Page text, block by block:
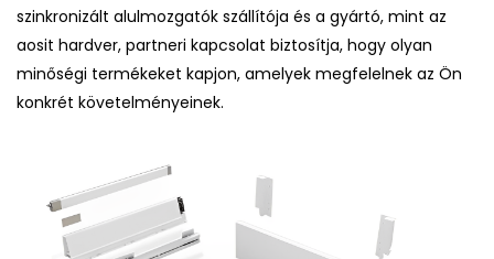
szinkronizált alulmozgatók szállítója és a gyártó, mint az
aosit hardver, partneri kapcsolat biztosítja, hogy olyan
minőségi termékeket kapjon, amelyek megfelelnek az Ön
konkrét követelményeinek.